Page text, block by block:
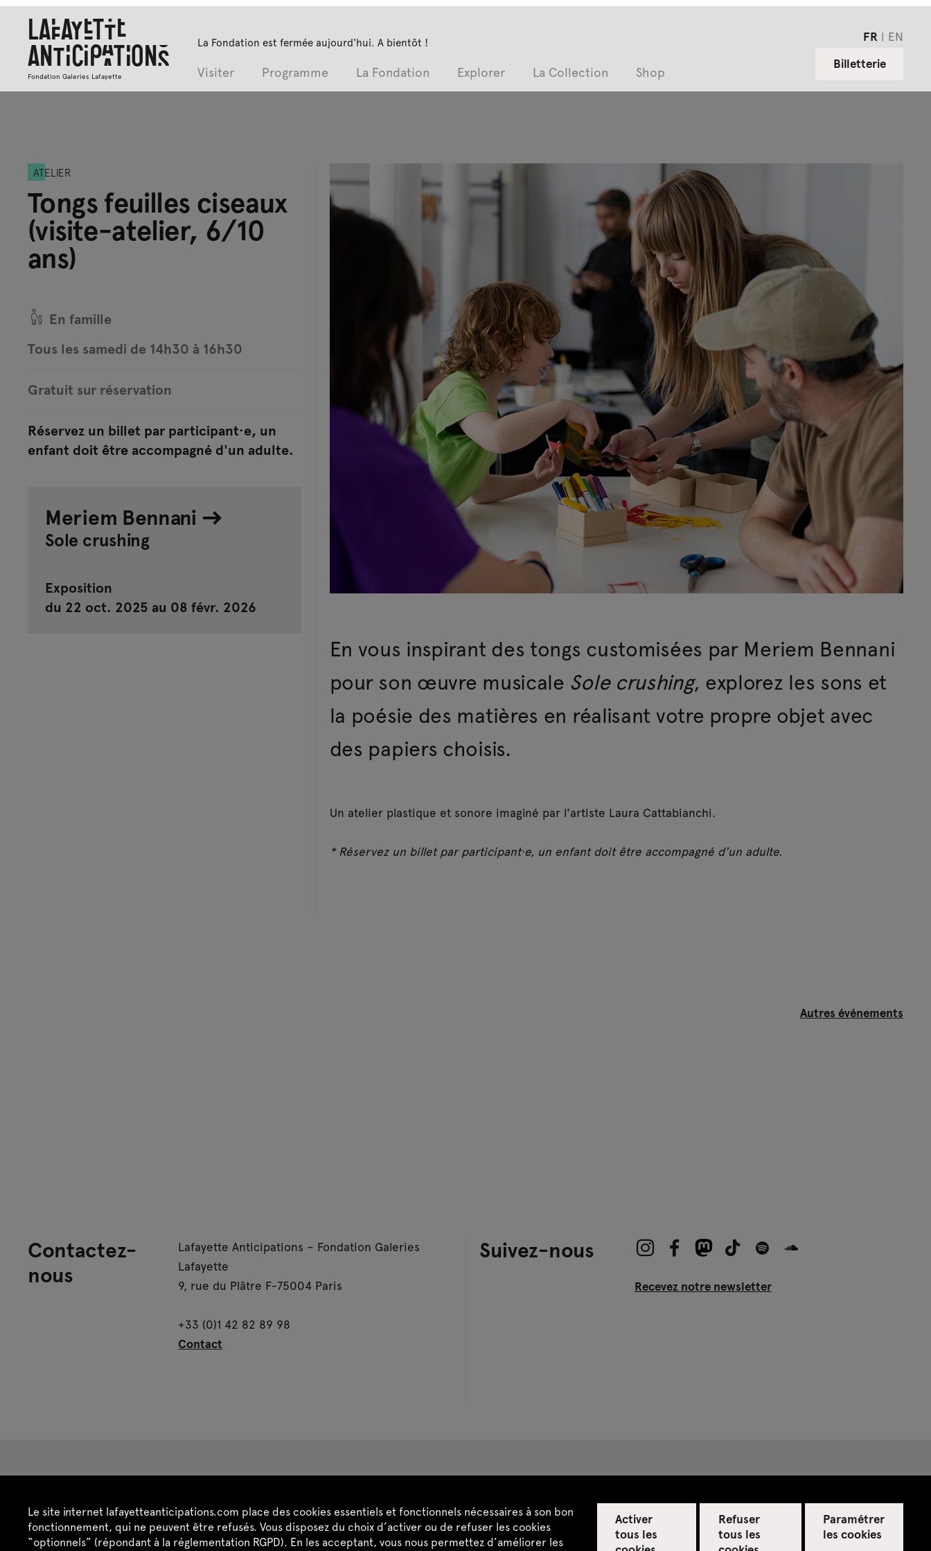
Le site internet lafayetteanticipations.com place des cookies essentiels et fonctionnels nécessaires à son bon
fonctionnement, qui ne peuvent être refusés. Vous disposez du choix d’activer ou de refuser les cookies
“optionnels” (répondant à la réglementation RGPD). En les acceptant, vous nous permettez d’améliorer les
Activer
tous les
Refuser
tous les
Paramétrer
les cookies
Lafayette
Anticipations
Fondation Galeries Lafayette
La Fondation est fermée aujourd'hui. A bientôt !
Visiter Programme La Fondation Explorer La Collection Shop
FR
EN
Billetterie
ATELIER
Tongs feuilles ciseaux
(visite-atelier, 6/10
ans)
En famille
Tous les samedi de 14h30 à 16h30
Gratuit sur réservation
Réservez un billet par participant·e, un
enfant doit être accompagné d'un adulte.
Meriem Bennani
Sole crushing
Exposition
du 22 oct. 2025 au 08 févr. 2026
En vous inspirant des tongs customisées par Meriem Bennani
pour son œuvre musicale Sole crushing, explorez les sons et
la poésie des matières en réalisant votre propre objet avec
des papiers choisis.
Un atelier plastique et sonore imaginé par l'artiste Laura Cattabianchi.
* Réservez un billet par participant·e, un enfant doit être accompagné d'un adulte.
Autres événements
Contactez-
nous
Lafayette Anticipations – Fondation Galeries
Lafayette
9, rue du Plâtre F-75004 Paris
+33 (0)1 42 82 89 98
Contact
Suivez-nous
Recevez notre newsletter
Crédits Mentions légales Politique de confidentialité CGU / CGV Plan du site